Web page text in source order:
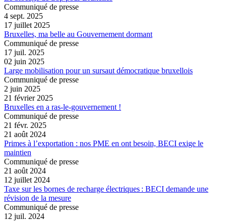
Communiqué de presse
4 sept. 2025
17 juillet 2025
Bruxelles, ma belle au Gouvernement dormant
Communiqué de presse
17 juil. 2025
02 juin 2025
Large mobilisation pour un sursaut démocratique bruxellois
Communiqué de presse
2 juin 2025
21 février 2025
Bruxelles en a ras-le-gouvernement !
Communiqué de presse
21 févr. 2025
21 août 2024
Primes à l’exportation : nos PME en ont besoin, BECI exige le
maintien
Communiqué de presse
21 août 2024
12 juillet 2024
Taxe sur les bornes de recharge électriques : BECI demande une
révision de la mesure
Communiqué de presse
12 juil. 2024